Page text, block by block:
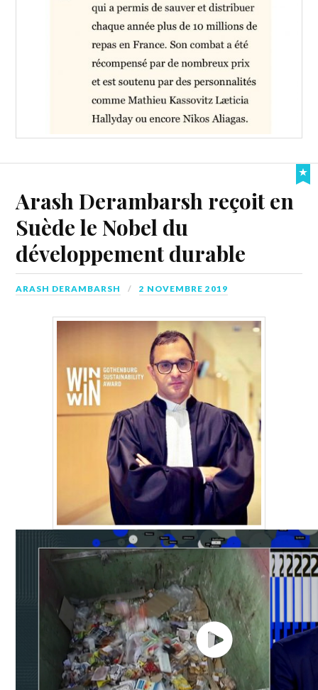
Arash Derambarsh reçoit en
Suède le Nobel du
développement durable
ARASH DERAMBARSH 2 NOVEMBRE 2019